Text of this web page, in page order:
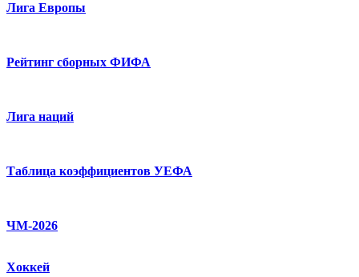
Лига Европы
Рейтинг сборных ФИФА
Лига наций
Таблица коэффициентов УЕФА
ЧМ-2026
Хоккей